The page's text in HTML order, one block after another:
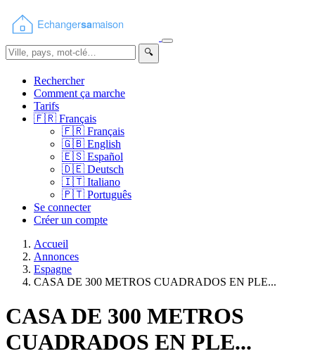
🔍
Rechercher
Comment ça marche
Tarifs
🇫🇷 Français
🇫🇷 Français
🇬🇧 English
🇪🇸 Español
🇩🇪 Deutsch
🇮🇹 Italiano
🇵🇹 Português
Se connecter
Créer un compte
Accueil
Annonces
Espagne
CASA DE 300 METROS CUADRADOS EN PLE...
CASA DE 300 METROS
CUADRADOS EN PLE...